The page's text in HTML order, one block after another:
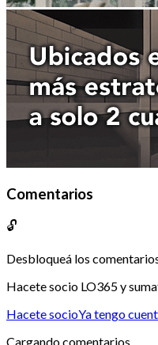
Comentarios
🔓
Desbloqueá los
Hacete socio LO365 y
Hacete socioYa tengo
Cargando comentarios...